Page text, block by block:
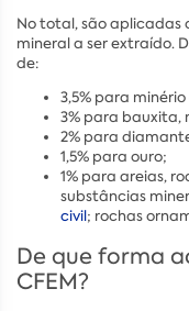
No total, são aplicadas
mineral a ser extraído.
de:
3,5% para
3% para bauxita,
2% para
1,5% para ouro;
1% para areias,
substâncias
civil; rochas
De que forma
CFEM?